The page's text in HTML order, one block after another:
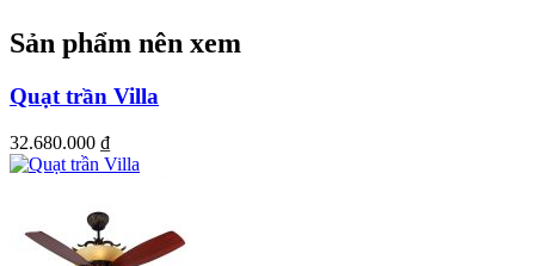
Sản phẩm nên xem
Quạt trần Villa
32.680.000 ₫